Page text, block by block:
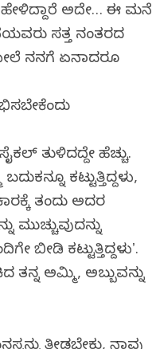
ಹೇಳಿದ್ದಾರೆ ಅದೇ… ಈ ಮನೆ
ಸತ್ತ ನಂತರದ
ನನಗೆ ಏನಾದರೂ
ತುಳಿದದ್ದೇ ಹೆಚ್ಚು.
ಕಟ್ಟುತ್ತಿದ್ದಳು,
ತಂದು ಅದರ
ಕಟ್ಟುತ್ತಿದ್ದಳುʼ.
ಅಮ್ಮಿ, ಅಬ್ಬುವನ್ನು